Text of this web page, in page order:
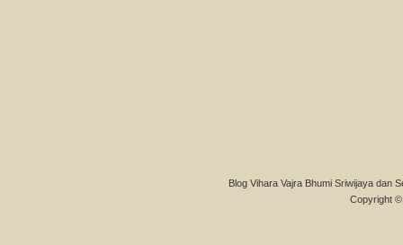
Blog Vihara Vajra Bhumi Sriwijaya dan
Copyright ©